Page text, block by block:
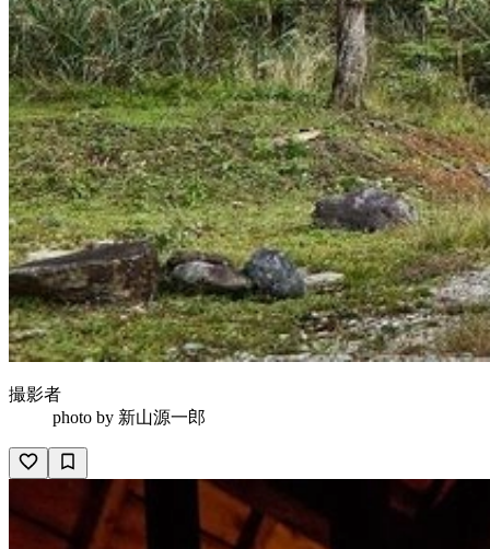
撮影者
photo by 新山源一郎